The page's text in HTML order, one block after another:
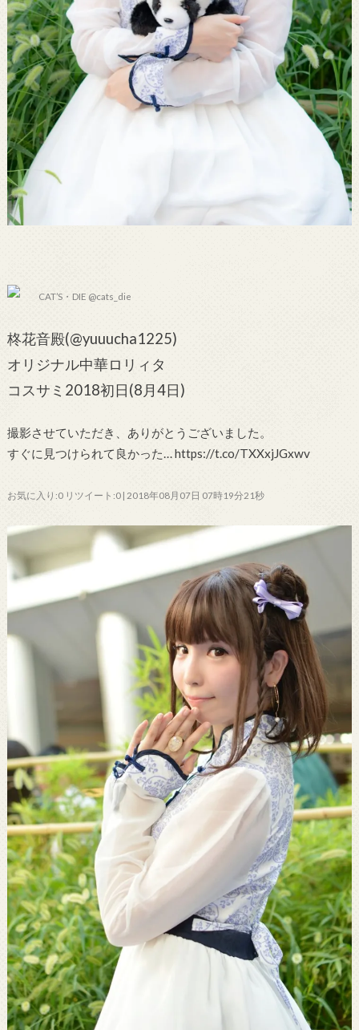
CAT’S・DIE @cats_die
柊花音殿(@yuuucha1225)
オリジナル中華ロリィタ
コスサミ2018初日(8月4日)
撮影させていただき、ありがとうございました。
すぐに見つけられて良かった… https://t.co/TXXxjJGxwv
お気に入り:0 リツイート:0 | 2018年08月07日 07時19分21秒